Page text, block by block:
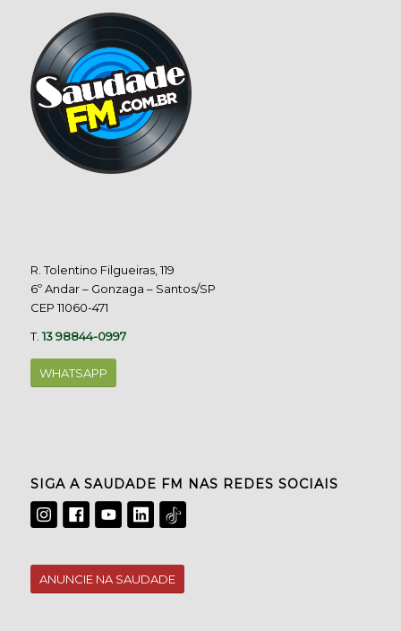
R. Tolentino Filgueiras, 119
6º Andar – Gonzaga – Santos/SP
CEP 11060-471
T.13 98844-0997
WHATSAPP
SIGA A SAUDADE FM NAS REDES SOCIAIS
ANUNCIE NA SAUDADE